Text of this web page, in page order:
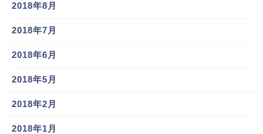
2018年8月
2018年7月
2018年6月
2018年5月
2018年2月
2018年1月